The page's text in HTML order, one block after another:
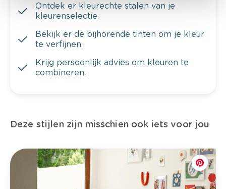
Ontdek er kleurechte stalen van je
kleurenselectie.
Bekijk er de bijhorende tinten om je kleur
te verfijnen.
Krijg persoonlijk advies om kleuren te
combineren.
Deze stijlen zijn misschien ook iets voor jou